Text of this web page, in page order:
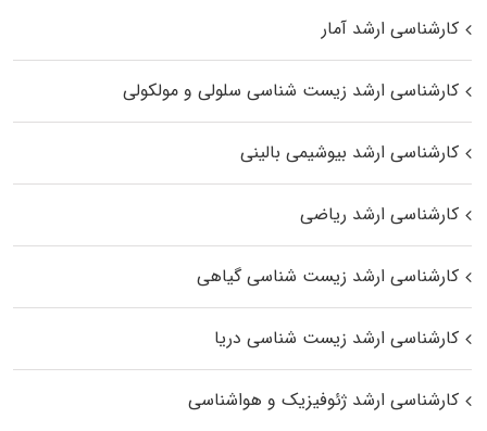
کارشناسی ارشد آمار
کارشناسی ارشد زیست شناسی سلولی و مولکولی
کارشناسی ارشد بیوشیمی بالینی
کارشناسی ارشد ریاضی
کارشناسی ارشد زیست‌ شناسی گیاهی
کارشناسی ارشد زیست‌ شناسی دریا
کارشناسی ارشد ژئوفیزیک و هواشناسی